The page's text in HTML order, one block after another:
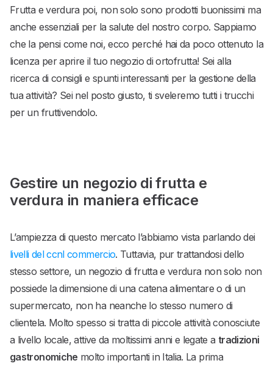
Frutta e verdura poi, non solo sono prodotti buonissimi ma
anche essenziali per la salute del nostro corpo. Sappiamo
che la pensi come noi, ecco perché hai da poco ottenuto la
licenza per aprire il tuo negozio di ortofrutta! Sei alla
ricerca di consigli e spunti interessanti per la gestione della
tua attività? Sei nel posto giusto, ti sveleremo tutti i trucchi
per un fruttivendolo.
Gestire un negozio di frutta e
verdura in maniera efficace
L’ampiezza di questo mercato l’abbiamo vista parlando dei
livelli del ccnl commercio. Tuttavia, pur trattandosi dello
stesso settore, un negozio di frutta e verdura non solo non
possiede la dimensione di una catena alimentare o di un
supermercato, non ha neanche lo stesso numero di
clientela. Molto spesso si tratta di piccole attività conosciute
a livello locale, attive da moltissimi anni e legate a tradizioni
gastronomiche molto importanti in Italia. La prima